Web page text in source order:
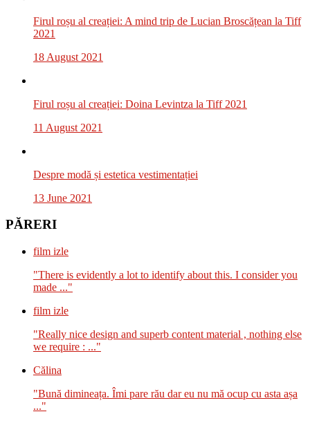
Firul roșu al creației: A mind trip de Lucian Broscățean la Tiff
2021
18 August 2021
Firul roșu al creației: Doina Levintza la Tiff 2021
11 August 2021
Despre modă și estetica vestimentației
13 June 2021
PĂRERI
film izle
"There is evidently a lot to identify about this. I consider you
made ..."
film izle
"Really nice design and superb content material , nothing else
we require : ..."
Călina
"Bună dimineața. Îmi pare rău dar eu nu mă ocup cu asta așa
..."